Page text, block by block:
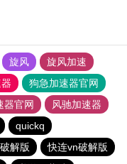
旋风
旋风加速
狗急加速器官网
器官网
风驰加速器
quickq
解版
快连vn破解版